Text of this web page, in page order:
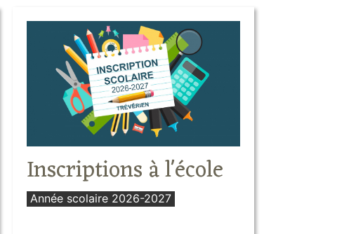
Inscriptions à l'école
Année scolaire 2026-2027